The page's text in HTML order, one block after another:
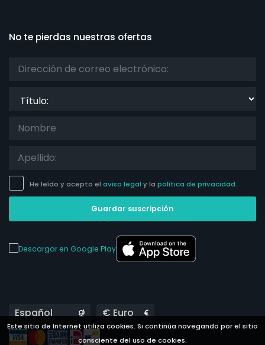
Este sitio de Internet utiliza cookies. Si continúa navegando por el sitio
consciente del uso de cookies.
No te pierdas nuestras ofertas
He leído y acepto el aviso legal y la política de privacidad.
Guardar suscripción
Languages Currencies